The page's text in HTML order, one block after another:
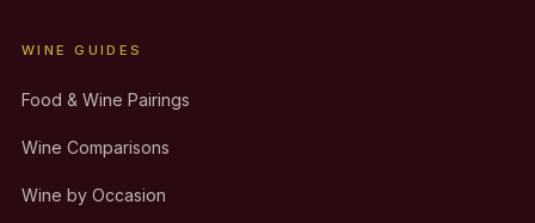
WINE GUIDES
Food & Wine Pairings
Wine Comparisons
Wine by Occasion